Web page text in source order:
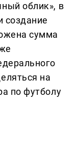
облик», в
создание
сумма
на
по футболу